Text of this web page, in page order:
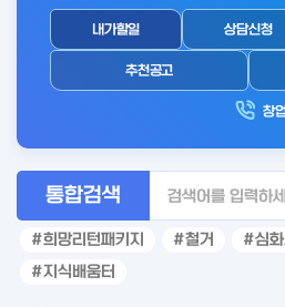
웃
로
인
내가할일 상담신청
추천공고
창
통합검색
희망리턴패키지 철거 심
지식배움터